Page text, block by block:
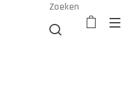
Zoeken